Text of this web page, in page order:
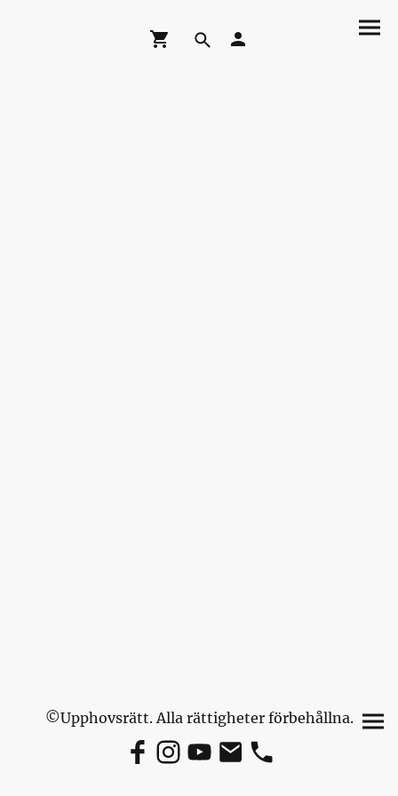
©Upphovsrätt. Alla rättigheter förbehållna.